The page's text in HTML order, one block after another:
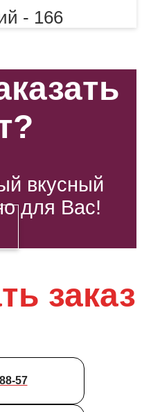
- 166
вкусный
для Вас!
заказ
57